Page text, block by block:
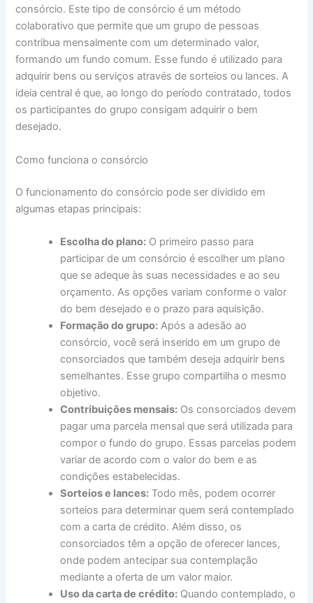
consórcio. Este tipo de consórcio é um método
colaborativo que permite que um grupo de pessoas
contribua mensalmente com um determinado valor,
formando um fundo comum. Esse fundo é utilizado para
adquirir bens ou serviços através de sorteios ou lances. A
ideia central é que, ao longo do período contratado, todos
os participantes do grupo consigam adquirir o bem
desejado.
Como funciona o consórcio
O funcionamento do consórcio pode ser dividido em
algumas etapas principais:
Escolha do plano: O primeiro passo para
participar de um consórcio é escolher um plano
que se adeque às suas necessidades e ao seu
orçamento. As opções variam conforme o valor
do bem desejado e o prazo para aquisição.
Formação do grupo: Após a adesão ao
consórcio, você será inserido em um grupo de
consorciados que também deseja adquirir bens
semelhantes. Esse grupo compartilha o mesmo
objetivo.
Contribuições mensais: Os consorciados devem
pagar uma parcela mensal que será utilizada para
compor o fundo do grupo. Essas parcelas podem
variar de acordo com o valor do bem e as
condições estabelecidas.
Sorteios e lances: Todo mês, podem ocorrer
sorteios para determinar quem será contemplado
com a carta de crédito. Além disso, os
consorciados têm a opção de oferecer lances,
onde podem antecipar sua contemplação
mediante a oferta de um valor maior.
Uso da carta de crédito: Quando contemplado, o